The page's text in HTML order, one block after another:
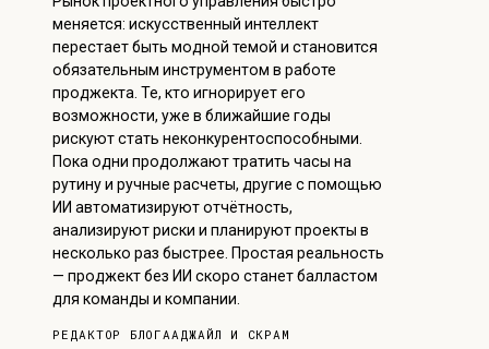
меняется: искусственный интеллект
перестает быть модной темой и становится
обязательным инструментом в работе
проджекта. Те, кто игнорирует его
возможности, уже в ближайшие годы
рискуют стать неконкурентоспособными.
Пока одни продолжают тратить часы на
рутину и ручные расчеты, другие с помощью
ИИ автоматизируют отчётность,
анализируют риски и планируют проекты в
несколько раз быстрее. Простая реальность
— проджект без ИИ скоро станет балластом
для команды и компании.
РЕДАКТОР БЛОГААДЖАЙЛ И СКРАМ